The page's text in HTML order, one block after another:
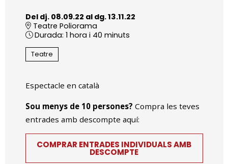
Del dj. 08.09.22 al dg. 13.11.22
Teatre Poliorama
Durada: 1 hora i 40 minuts
Teatre
Espectacle en català
Sou menys de 10 persones? Compra les teves
entrades amb descompte aquí:
COMPRAR ENTRADES INDIVIDUALS AMB
DESCOMPTE